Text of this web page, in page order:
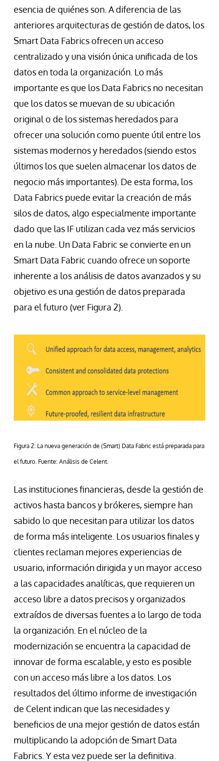
esencia de quiénes son. A diferencia de las
anteriores arquitecturas de gestión de datos, los
Smart Data Fabrics ofrecen un acceso
centralizado y una visión única unificada de los
datos en toda la organización. Lo más
importante es que los Data Fabrics no necesitan
que los datos se muevan de su ubicación
original o de los sistemas heredados para
ofrecer una solución como puente útil entre los
sistemas modernos y heredados (siendo estos
últimos los que suelen almacenar los datos de
negocio más importantes). De esta forma, los
Data Fabrics puede evitar la creación de más
silos de datos, algo especialmente importante
dado que las IF utilizan cada vez más servicios
en la nube. Un Data Fabric se convierte en un
Smart Data Fabric cuando ofrece un soporte
inherente a los análisis de datos avanzados y su
objetivo es una gestión de datos preparada
para el futuro (ver Figura 2).
Figura 2: La nueva generación de (Smart) Data Fabric está preparada para
el futuro. Fuente: Análisis de Celent.
Las instituciones financieras, desde la gestión de
activos hasta bancos y brókeres, siempre han
sabido lo que necesitan para utilizar los datos
de forma más inteligente. Los usuarios finales y
clientes reclaman mejores experiencias de
usuario, información dirigida y un mayor acceso
a las capacidades analíticas, que requieren un
acceso libre a datos precisos y organizados
extraídos de diversas fuentes a lo largo de toda
la organización. En el núcleo de la
modernización se encuentra la capacidad de
innovar de forma escalable, y esto es posible
con un acceso más libre a los datos. Los
resultados del último informe de investigación
de Celent indican que las necesidades y
beneficios de una mejor gestión de datos están
multiplicando la adopción de Smart Data
Fabrics. Y esta vez puede ser la definitiva.